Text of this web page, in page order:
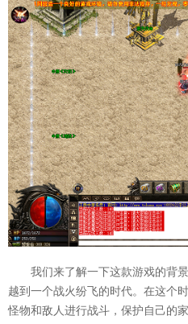
我们来了解一下这款游戏的背
越到一个战火纷飞的时代。在这个
怪物和敌人进行战斗，保护自己的